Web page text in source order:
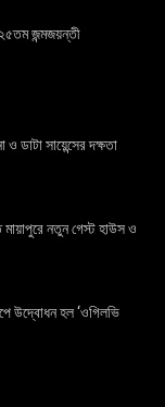
জন্মজয়ন্তী
ডাটা সায়েন্সের দক্ষতা
নতুন গেস্ট হাউস ও
উদ্বোধন হল ‘ওগিলভি